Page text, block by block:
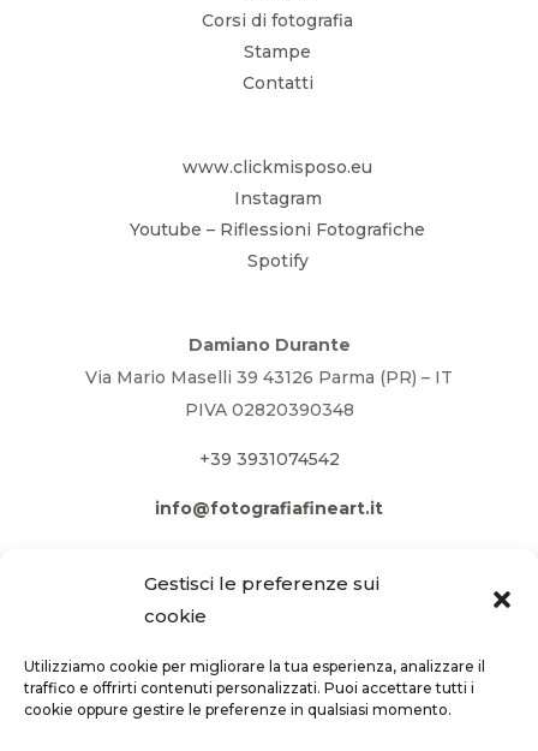
Gestisci le preferenze sui
cookie
Utilizziamo cookie per migliorare la tua esperienza, analizzare il
traffico e offrirti contenuti personalizzati. Puoi accettare tutti i
cookie oppure gestire le preferenze in qualsiasi momento.
Corsi di fotografia
Stampe
Contatti
www.clickmisposo.eu
Instagram
Youtube – Riflessioni Fotografiche
Spotify
Damiano Durante
Via Mario Maselli 39 43126 Parma (PR) – IT
PIVA 02820390348
+39 3931074542
info@fotografiafineart.it